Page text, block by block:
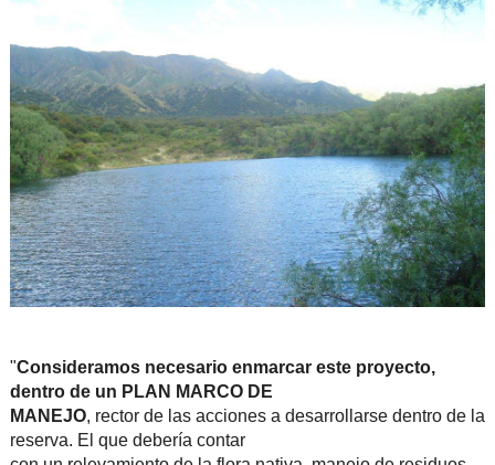
"Consideramos necesario enmarcar este proyecto,
dentro de un PLAN MARCO DE
MANEJO, rector de las acciones a desarrollarse dentro de la
reserva. El que debería contar